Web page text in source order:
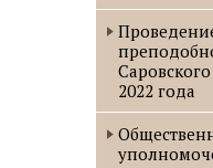
2022 года